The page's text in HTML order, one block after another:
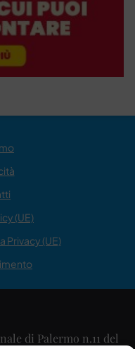
(UE)
Privacy (UE)
di Palermo n.11 del